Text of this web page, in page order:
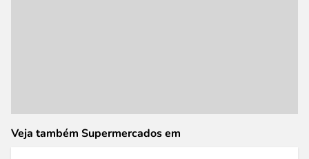
Veja também Supermercados em